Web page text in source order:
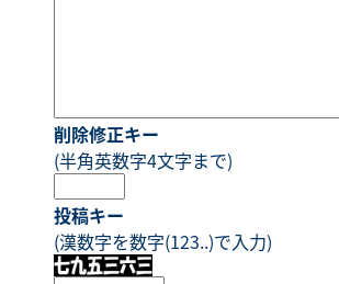
削除修正キー
(半角英数字4文字まで)
投稿キー
(漢数字を数字(123..)で入力)